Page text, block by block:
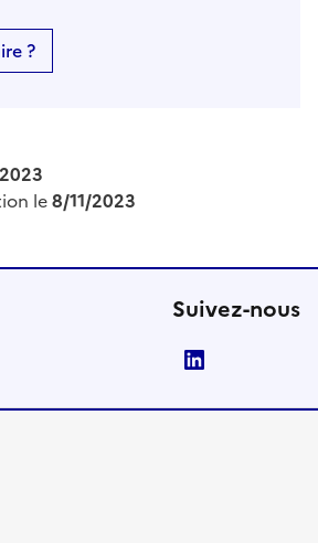
?
le8/11/2023
Suivez-nous